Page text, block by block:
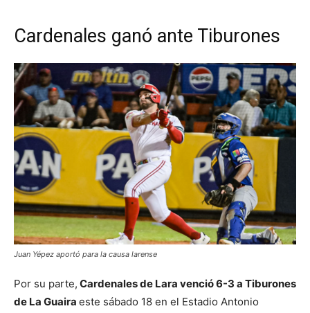
Cardenales ganó ante Tiburones
Juan Yépez aportó para la causa larense
Por su parte, Cardenales de Lara venció 6-3 a Tiburones
de La Guaira este sábado 18 en el Estadio Antonio